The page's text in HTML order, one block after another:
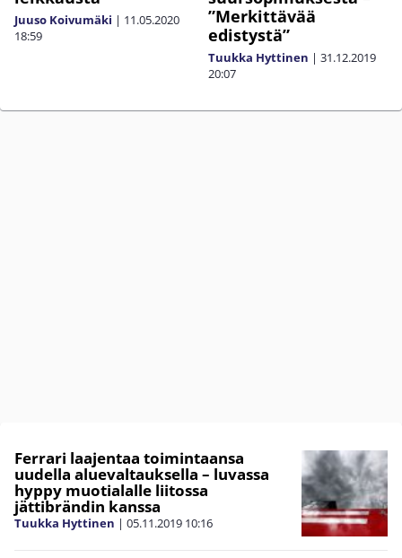
Juuso Koivumäki | 11.05.2020
18:59
”Merkittävää
edistystä”
Tuukka Hyttinen | 31.12.2019
20:07
Ferrari laajentaa toimintaansa
uudella aluevaltauksella – luvassa
hyppy muotialalle liitossa
jättibrändin kanssa
Tuukka Hyttinen | 05.11.2019 10:16